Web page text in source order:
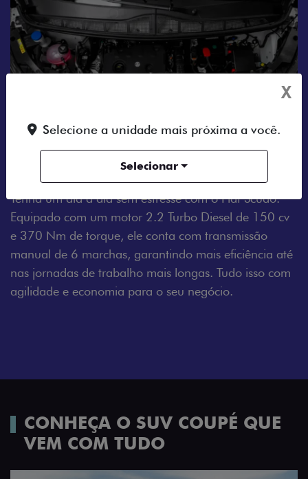
Tenha um dia a dia sem estresse com o Fiat Scudo.
Equipado com um motor 2.2 Turbo Diesel de 150 cv
e 370 Nm de torque, ele conta com transmissão
manual de 6 marchas, garantindo mais eficiência até
nas jornadas de trabalho mais longas. Tudo isso com
agilidade e economia para o seu negócio.
CONHEÇA O SUV COUPÉ QUE
VEM COM TUDO
X
Selecione a unidade mais próxima a você.
Selecionar